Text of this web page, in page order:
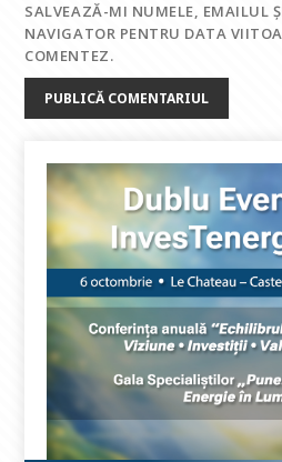
SALVEAZĂ-MI NUMELE, EMAILUL
NAVIGATOR PENTRU DATA
COMENTEZ.